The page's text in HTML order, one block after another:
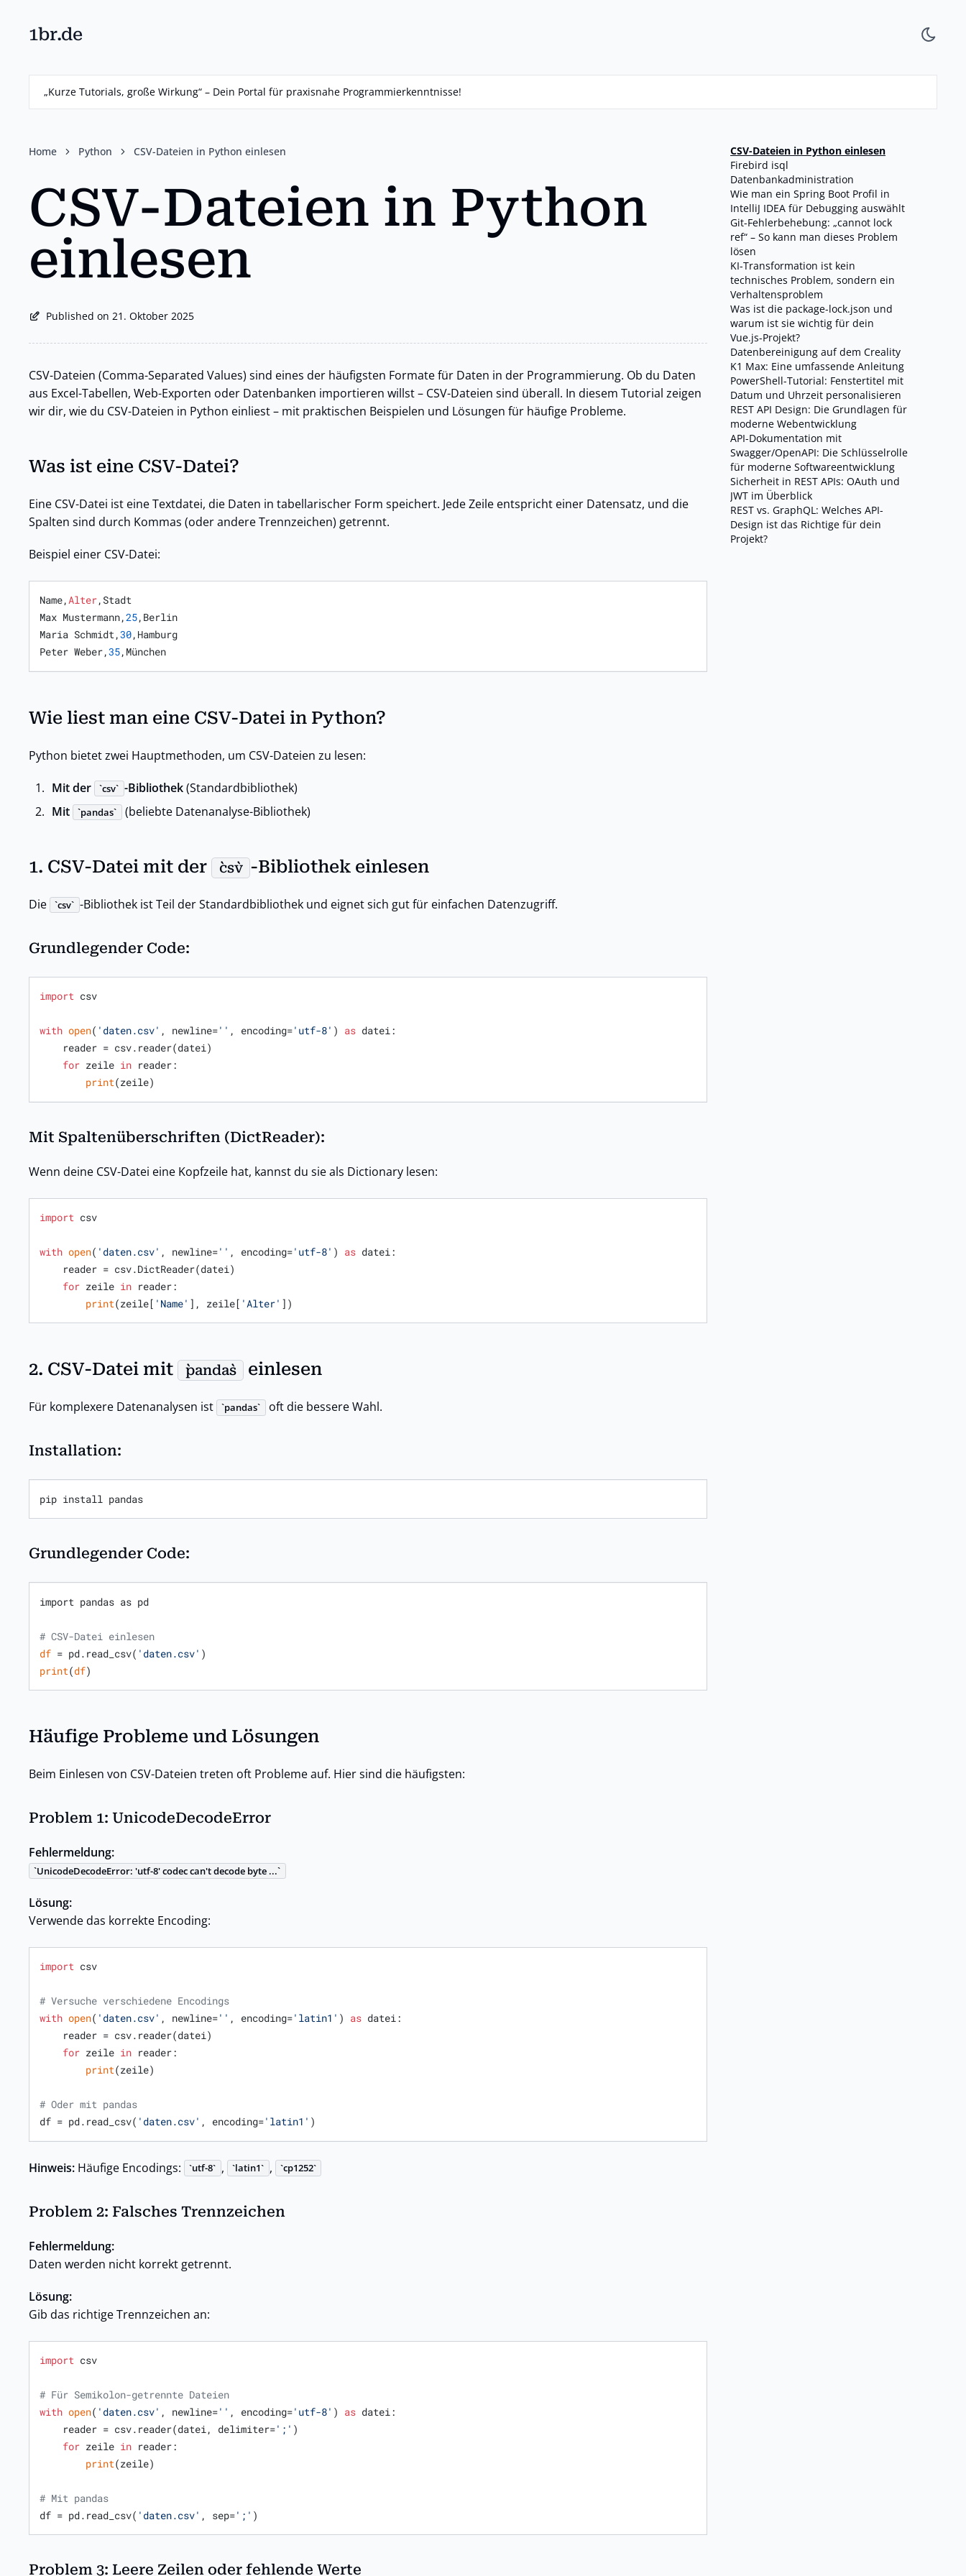
1br.de
„Kurze Tutorials, große Wirkung“ – Dein Portal für praxisnahe Programmierkenntnisse!
Home Python CSV-Dateien in Python einlesen
CSV-Dateien in Python
einlesen
Published on 21. Oktober 2025
CSV-Dateien (Comma-Separated Values) sind eines der häufigsten Formate für Daten in der Programmierung. Ob du Daten
aus Excel-Tabellen, Web-Exporten oder Datenbanken importieren willst – CSV-Dateien sind überall. In diesem Tutorial zeigen
wir dir, wie du CSV-Dateien in Python einliest – mit praktischen Beispielen und Lösungen für häufige Probleme.
Was ist eine CSV-Datei?
Eine CSV-Datei ist eine Textdatei, die Daten in tabellarischer Form speichert. Jede Zeile entspricht einer Datensatz, und die
Spalten sind durch Kommas (oder andere Trennzeichen) getrennt.
Beispiel einer CSV-Datei:
Name,Alter,Stadt
Max Mustermann,25,Berlin
Maria Schmidt,30,Hamburg
Peter Weber,35,München
Wie liest man eine CSV-Datei in Python?
Python bietet zwei Hauptmethoden, um CSV-Dateien zu lesen:
Mit der csv -Bibliothek(Standardbibliothek)
Mit
pandas (beliebte Datenanalyse-Bibliothek)
1. CSV-Datei mit der csv -Bibliothek einlesen
Die csv -Bibliothek ist Teil der Standardbibliothek und eignet sich gut für einfachen Datenzugriff.
Grundlegender Code:
import csv
with open( 'daten.csv' , newline='' , encoding='utf-8' ) as datei:
for zeile in reader:
print(zeile)
Mit Spaltenüberschriften (DictReader):
Wenn deine CSV-Datei eine Kopfzeile hat, kannst du sie als Dictionary lesen:
import csv
with open( 'daten.csv' , newline='' , encoding='utf-8' ) as datei:
for zeile in reader:
print(zeile[ 'Name' ], zeile[ 'Alter' ])
2. CSV-Datei mit pandas einlesen
Für komplexere Datenanalysen ist pandas oft die bessere Wahl.
Installation:
pip install pandas
Grundlegender Code:
import pandas as pd
# CSV-Datei einlesen
df = pd.read_csv( 'daten.csv'
print(df)
Häufige Probleme und Lösungen
Beim Einlesen von CSV-Dateien treten oft Probleme auf. Hier sind die häufigsten:
Problem 1: UnicodeDecodeError
Fehlermeldung:
UnicodeDecodeError: 'utf-8' codec can't decode byte ...
Lösung:
Verwende das korrekte Encoding:
import csv
# Versuche verschiedene Encodings
with open( 'daten.csv' , newline='' , encoding='latin1' ) as datei:
for zeile in reader:
print(zeile)
# Oder mit pandas
df = pd.read_csv( 'daten.csv' , encoding='latin1' )
Hinweis: Häufige Encodings: utf-8 , latin1 , cp1252
Problem 2: Falsches Trennzeichen
Fehlermeldung:
Daten werden nicht korrekt getrennt.
Lösung:
Gib das richtige Trennzeichen an:
import csv
# Für Semikolon-getrennte Dateien
with open( 'daten.csv' , newline='' , encoding='utf-8' ) as datei:
    reader = csv.reader(datei, delimiter=
';' )
for zeile in reader:
print(zeile)
# Mit pandas
df = pd.read_csv( 'daten.csv' , sep=';' )
Problem 3: Leere Zeilen oder fehlende Werte
CSV-Dateien in Python einlesen
Firebird isql
Datenbankadministration
Wie man ein Spring Boot Profil in
IntelliJ IDEA für Debugging auswählt
Git-Fehlerbehebung: „cannot lock
ref“ – So kann man dieses Problem
lösen
KI-Transformation ist kein
technisches Problem, sondern ein
Verhaltensproblem
Was ist die package-lock.json und
warum ist sie wichtig für dein
Vue.js-Projekt?
Datenbereinigung auf dem Creality
K1 Max: Eine umfassende Anleitung
PowerShell-Tutorial: Fenstertitel mit
Datum und Uhrzeit personalisieren
REST API Design: Die Grundlagen für
moderne Webentwicklung
API-Dokumentation mit
Swagger/OpenAPI: Die Schlüsselrolle
für moderne Softwareentwicklung
Sicherheit in REST APIs: OAuth und
JWT im Überblick
REST vs. GraphQL: Welches API-
Design ist das Richtige für dein
Projekt?